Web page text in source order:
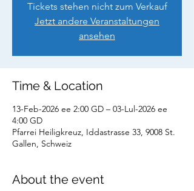
Tickets stehen nicht zum Verkauf
Jetzt andere Veranstaltungen
ansehen
Time & Location
13-Feb-2026 ee 2:00 GD – 03-Lul-2026 ee
4:00 GD
Pfarrei Heiligkreuz, Iddastrasse 33, 9008 St.
Gallen, Schweiz
About the event